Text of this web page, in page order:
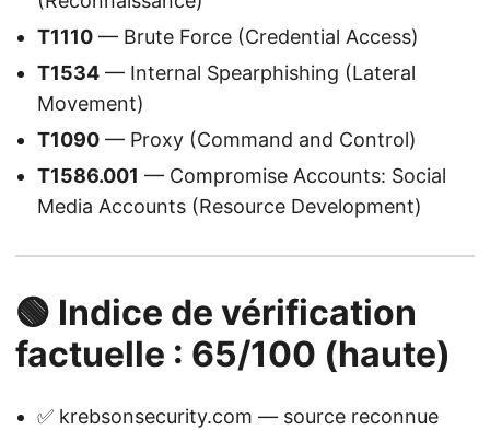
T1110 — Brute Force (Credential Access)
T1534 — Internal Spearphishing (Lateral
Movement)
T1090 — Proxy (Command and Control)
T1586.001 — Compromise Accounts: Social
Media Accounts (Resource Development)
🟢 Indice de vérification
factuelle : 65/100 (haute)
✅ krebsonsecurity.com — source reconnue